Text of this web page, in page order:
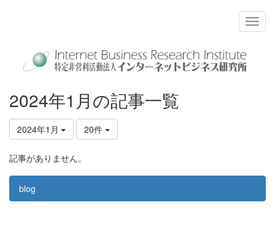
2024年1月の記事一覧
2024年1月 20件
記事がありません。
blog